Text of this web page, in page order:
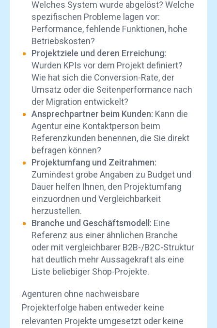
Welches System wurde abgelöst? Welche
spezifischen Probleme lagen vor:
Performance, fehlende Funktionen, hohe
Betriebskosten?
Projektziele und deren Erreichung:
Wurden KPIs vor dem Projekt definiert?
Wie hat sich die Conversion-Rate, der
Umsatz oder die Seitenperformance nach
der Migration entwickelt?
Ansprechpartner beim Kunden: Kann die
Agentur eine Kontaktperson beim
Referenzkunden benennen, die Sie direkt
befragen können?
Projektumfang und Zeitrahmen:
Zumindest grobe Angaben zu Budget und
Dauer helfen Ihnen, den Projektumfang
einzuordnen und Vergleichbarkeit
herzustellen.
Branche und Geschäftsmodell: Eine
Referenz aus einer ähnlichen Branche
oder mit vergleichbarer B2B-/B2C-Struktur
hat deutlich mehr Aussagekraft als eine
Liste beliebiger Shop-Projekte.
Agenturen ohne nachweisbare
Projekterfolge haben entweder keine
relevanten Projekte umgesetzt oder keine